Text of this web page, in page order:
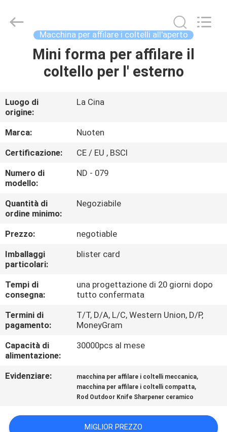
CASA.
VIDEO
SU
DI
NOI
VISITA
DELLA
FABBRICA
CONTROLLO
DELLA
QUALITÀ
CONTATTACI
NOTIZIE
CASI
Norton
Electric
Macchina per affilare i coltelli all'aperto
Mini forma per affilare il
coltello per l' esterno
Luogo di
origine:
La Cina
Marca:
Nuoten
Certificazione:
CE / EU , BSCI
Numero di
modello:
ND - 079
Quantità di
ordine minimo:
Negoziabile
Prezzo:
negotiable
Imballaggi
particolari:
blister card
Tempi di
consegna:
una progettazione di 20 giorni dopo
tutto confermata
Termini di
pagamento:
T/T, D/A, L/C, Western Union, D/P,
MoneyGram
Capacità di
alimentazione:
30000pcs al mese
Evidenziare: macchina per affilare i coltelli meccanica,
macchina per affilare i coltelli compatta,
Rod Outdoor Knife Sharpener ceramico
MIGLIOR PREZZO